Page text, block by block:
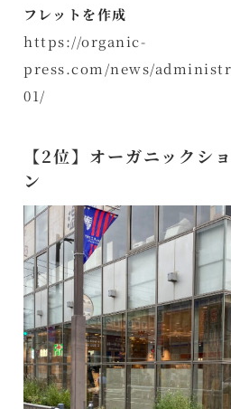
フレットを作成
https://organic-
press.com/news/
01/
【2位】オーガニックシ
ン